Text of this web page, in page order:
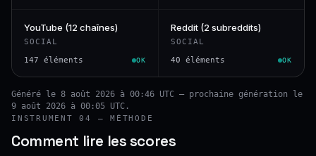
YouTube (12 chaînes)
SOCIAL
147 éléments OK
Reddit (2 subreddits)
SOCIAL
40 éléments OK
Généré le 8 août 2026 à 00:46 UTC — prochaine génération le
9 août 2026 à 00:05 UTC.
INSTRUMENT 04 — MÉTHODE
Comment lire les scores